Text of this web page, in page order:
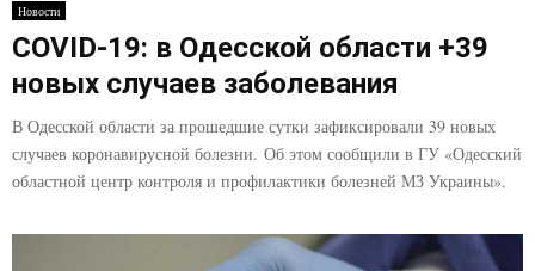
Новости
COVID-19: в Одесской области +39
новых случаев заболевания
В Одесской области за прошедшие сутки зафиксировали 39 новых
случаев коронавирусной болезни. Об этом сообщили в ГУ «Одесский
областной центр контроля и профилактики болезней МЗ Украины».